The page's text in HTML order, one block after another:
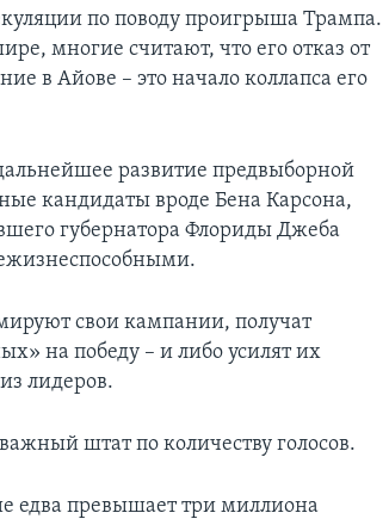
по поводу проигрыша Трампа.
многие считают, что его отказ от
в Айове – это начало коллапса его
развитие предвыборной
кандидаты вроде Бена Карсона,
губернатора Флориды Джеба
свои кампании, получат
на победу – и либо усилят их
лидеров.
штат по количеству голосов.
едва превышает три миллиона